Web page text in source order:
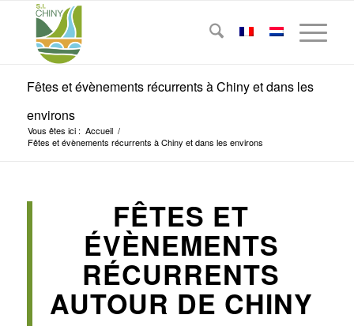
Fêtes et évènements récurrents à Chiny et dans les
environs
Vous êtes ici : Accueil /
Fêtes et évènements récurrents à Chiny et dans les environs
FÊTES ET
ÉVÈNEMENTS
RÉCURRENTS
AUTOUR DE CHINY